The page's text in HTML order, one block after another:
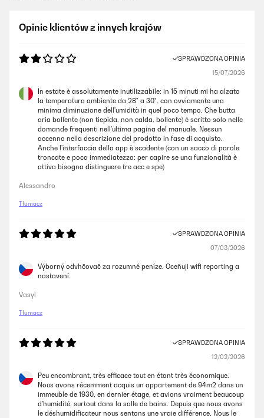
Opinie klientów z innych krajów
SPRAWDZONA OPINIA
15/07/2026
In estate è assolutamente inutilizzabile: in 15 minuti mi ha alzato
la temperatura ambiente da 28° a 30°, con ovviamente una
minima diminuzione dell'umidità in quel poco tempo. Che butta
aria bollente (non tiepida, non calda, bollente) è scritto solo nelle
domande frequenti nell'ultima pagina del manuale. Nessun
accenno nella descrizione del prodotto in fase di acquisto.
Anche l'interfaccia della app è scadente (con un sacco di parole
troncate e poca immediatezza: per capire se una funzionalità è
attiva bisogna distinguere tre acc e spe)
Alessandro
Tłumacz
SPRAWDZONA OPINIA
07/03/2026
Výborný odvhčovač za rozumné peníze. Oceňuji wifi reporting a
nastavení.
Vasyl
Tłumacz
SPRAWDZONA OPINIA
12/02/2026
Peu encombrant, très efficace tout en étant très économique.
Nous avons récemment acquis un appartement de 94m2 dans un
immeuble de 1930, en dernier étage, et avions vraiment beaucoup
d'humidité, surtout dans la salle de bains. Depuis que nous avons
le déshumidificateur nous sentons une vraie différence. Nous le